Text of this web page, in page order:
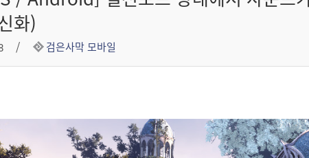
화)
검은사막 모바일